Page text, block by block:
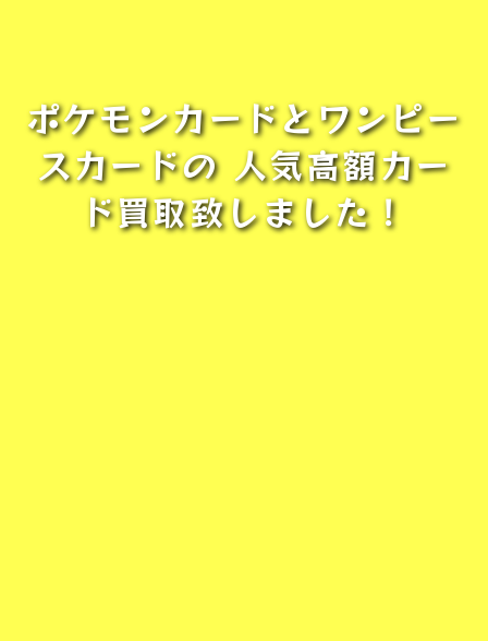
ポケモンカードとワンピー
スカードの 人気高額カー
ド買取致しました！